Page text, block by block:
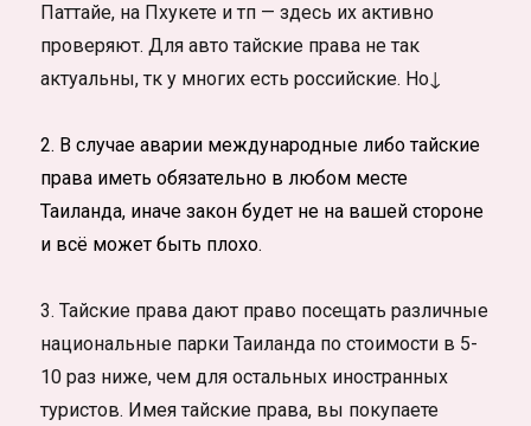
Паттайе, на Пхукете и тп — здесь их активно
проверяют. Для авто тайские права не так
актуальны, тк у многих есть российские. Но↓
2. В случае аварии международные либо тайские
права иметь обязательно в любом месте
Таиланда, иначе закон будет не на вашей стороне
и всё может быть плохо.
3. Тайские права дают право посещать различные
национальные парки Таиланда по стоимости в 5-
10 раз ниже, чем для остальных иностранных
туристов. Имея тайские права, вы покупаете